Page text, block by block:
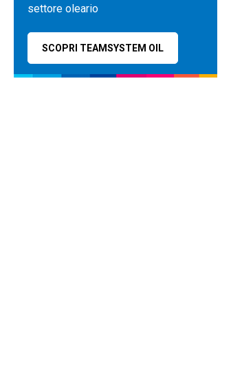
settore oleario
SCOPRI TEAMSYSTEM OIL